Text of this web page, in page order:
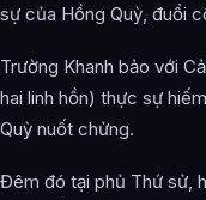
sự của Hồng Quỳ, đuổi
Trường Khanh bảo với
hai linh hồn) thực sự
Quỳ nuốt chửng.
Đêm đó tại phủ Thứ sử,